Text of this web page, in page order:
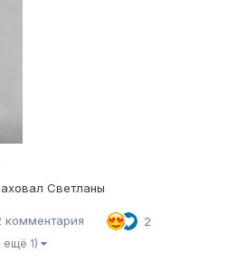
Светланы
комментария 2
ещё 1)